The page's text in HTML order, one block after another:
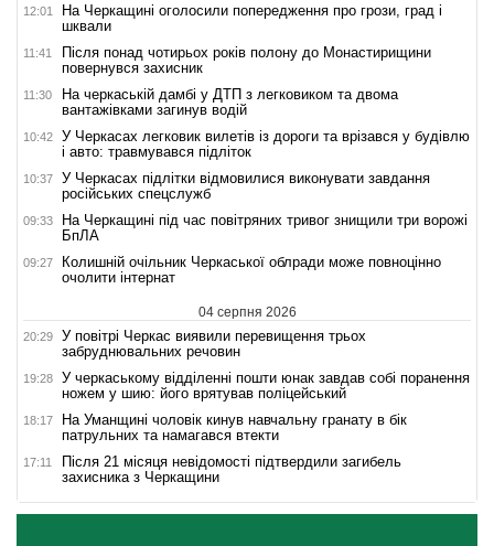
12:01
На Черкащині оголосили попередження про грози, град і
шквали
11:41
Після понад чотирьох років полону до Монастирищини
повернувся захисник
11:30
На черкаській дамбі у ДТП з легковиком та двома
вантажівками загинув водій
10:42
У Черкасах легковик вилетів із дороги та врізався у будівлю
і авто: травмувався підліток
10:37
У Черкасах підлітки відмовилися виконувати завдання
російських спецслужб
09:33
На Черкащині під час повітряних тривог знищили три ворожі
БпЛА
09:27
Колишній очільник Черкаської облради може повноцінно
очолити інтернат
04 серпня 2026
20:29
У повітрі Черкас виявили перевищення трьох
забруднювальних речовин
19:28
У черкаському відділенні пошти юнак завдав собі поранення
ножем у шию: його врятував поліцейський
18:17
На Уманщині чоловік кинув навчальну гранату в бік
патрульних та намагався втекти
17:11
Після 21 місяця невідомості підтвердили загибель
захисника з Черкащини